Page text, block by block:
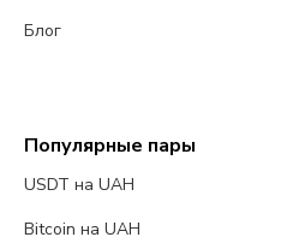
Блог
Популярные пары
USDT на UAH
Bitcoin на UAH